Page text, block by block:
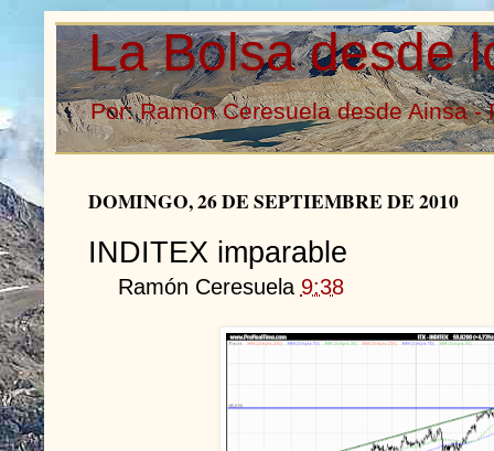
La Bolsa desde
Por: Ramón Ceresuela desde Ainsa -
DOMINGO, 26 DE SEPTIEMBRE DE 2010
INDITEX imparable
Ramón Ceresuela 9:38